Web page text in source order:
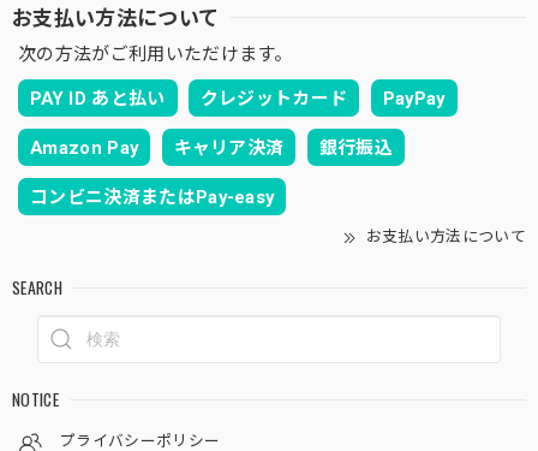
お支払い方法について
次の方法がご利用いただけます。
PAY ID あと払い クレジットカード PayPay
Amazon Pay キャリア決済 銀行振込
コンビニ決済またはPay-easy
お支払い方法について
SEARCH
NOTICE
プライバシーポリシー